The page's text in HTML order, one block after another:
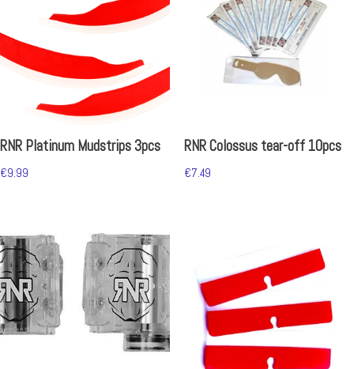
RNR Platinum Mudstrips 3pcs
€9.99
RNR Colossus tear-off 10pcs
€7.49